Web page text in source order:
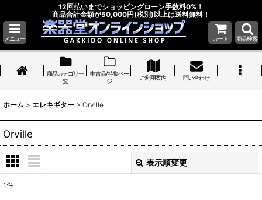
12回払いまでショッピングローン手数料0%！
商品合計金額が50,000円(税別)以上は送料無料！
メニュー カート 商品検索
商品カテゴリ一
覧
中古品/特集ペー
ジ
ご利用案内 問い合わせ
ホーム > エレキギター > Orville
Orville
表示順変更
1件